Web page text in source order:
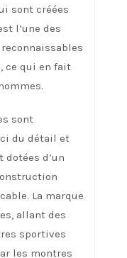
sont créées
l’une des
ce qui en fait
sont
du détail et
dotées d’un
La marque
allant des
sportives
les montres